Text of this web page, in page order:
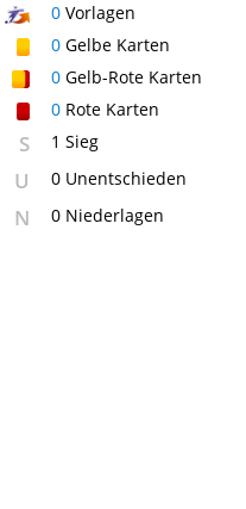
0Vorlagen
0Gelbe Karten
0Gelb-Rote Karten
0Rote Karten
S 1 Sieg
U 0 Unentschieden
N 0 Niederlagen